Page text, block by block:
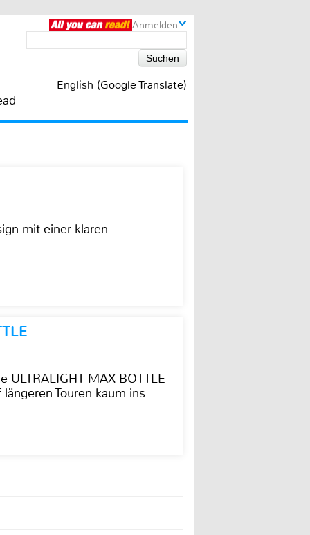
Anmelden
English (Google Translate)
mit einer klaren
MAX BOTTLE
Touren kaum ins